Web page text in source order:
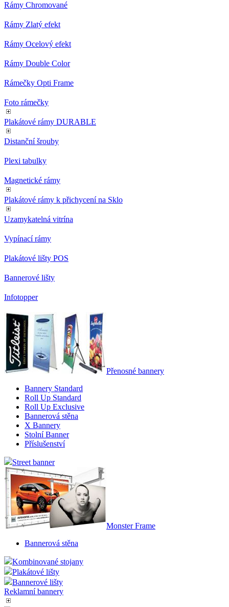
Rámy Chromované
Rámy Zlatý efekt
Rámy Ocelový efekt
Rámy Double Color
Rámečky Opti Frame
Foto rámečky
Plakátové rámy DURABLE
Distanční šrouby
Plexi tabulky
Magnetické rámy
Plakátové rámy k přichycení na Sklo
Uzamykatelná vitrína
Vypínací rámy
Plakátové lišty POS
Bannerové lišty
Infotopper
Přenosné bannery
Bannery Standard
Roll Up Standard
Roll Up Exclusive
Bannerová stěna
X Bannery
Stolní Banner
Příslušenství
Street banner
Monster Frame
Bannerová stěna
Kombinované stojany
Plakátové lišty
Bannerové lišty
Reklamní bannery